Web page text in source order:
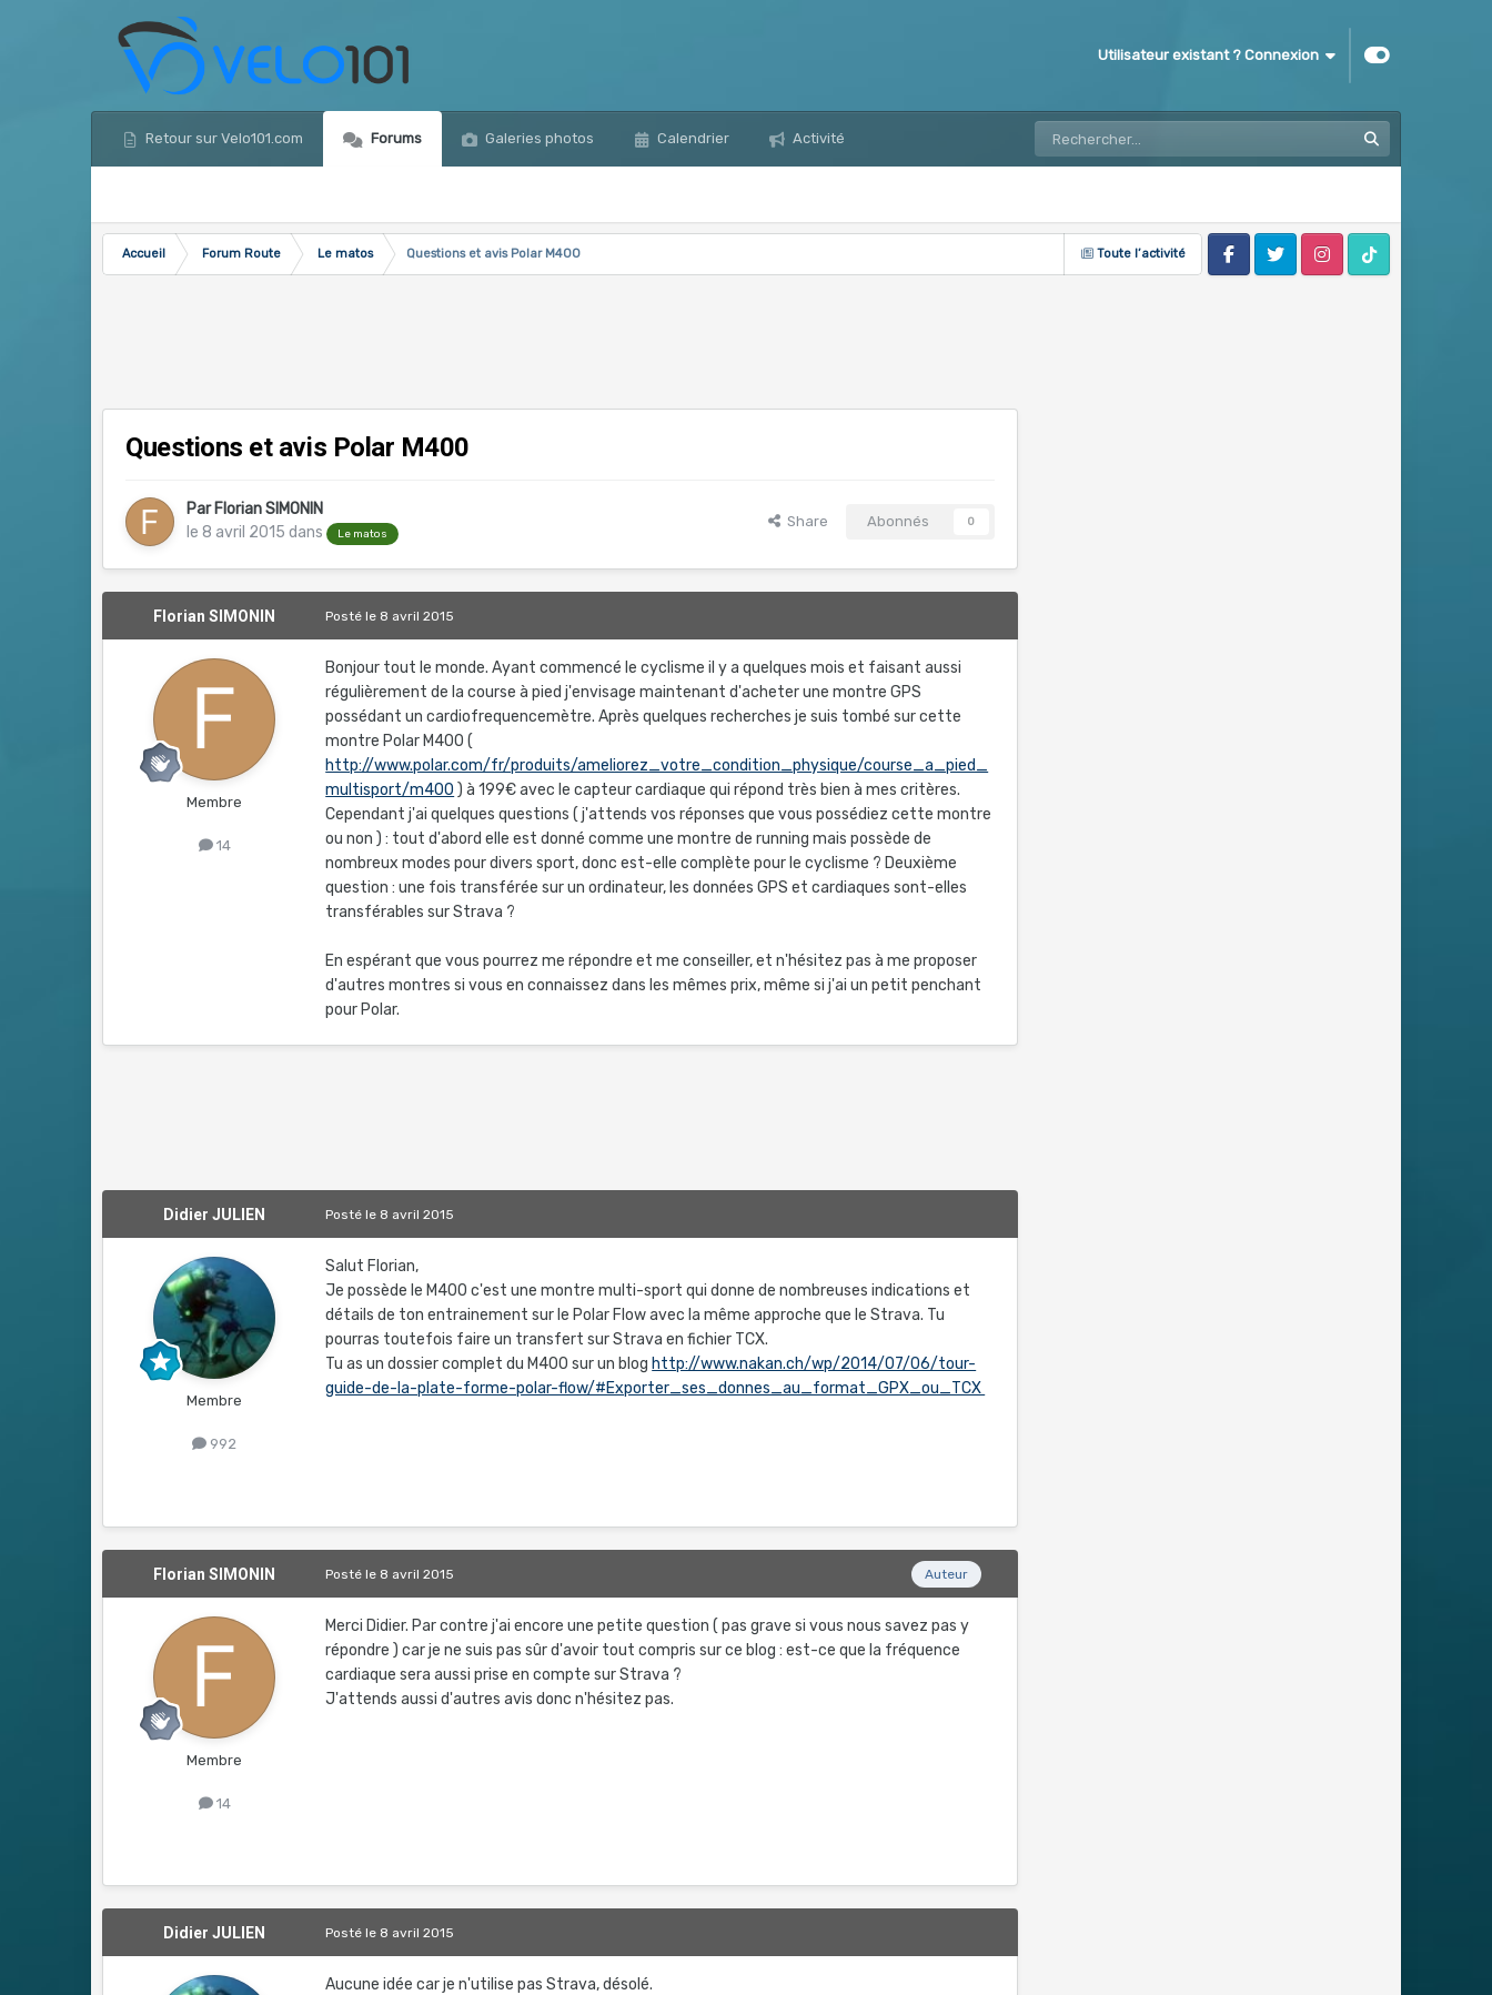
Utilisateur existant ? Connexion
Retour sur Velo101.com Forums Galeries photos Calendrier Activité
Toute l’activité
Accueil Forum Route Le matos
Questions et avis Polar M400
FacebookTwitter InstagramTik Tok
Questions et avis Polar M400
Par Florian SIMONIN
le 8 avril 2015 dans Le matos
Share Abonnés 0
Florian SIMONIN
Membre
14
Postéle 8 avril 2015
Bonjour tout le monde. Ayant commencé le cyclisme il y a quelques mois et faisant aussi
régulièrement de la course à pied j'envisage maintenant d'acheter une montre GPS
possédant un cardiofrequencemètre. Après quelques recherches je suis tombé sur cette
montre Polar M400 (
http://www.polar.com/fr/produits/ameliorez_votre_condition_physique/course_a_pied_
multisport/m400 ) à 199€ avec le capteur cardiaque qui répond très bien à mes critères.
Cependant j'ai quelques questions ( j'attends vos réponses que vous possédiez cette montre
ou non ) : tout d'abord elle est donné comme une montre de running mais possède de
nombreux modes pour divers sport, donc est-elle complète pour le cyclisme ? Deuxième
question : une fois transférée sur un ordinateur, les données GPS et cardiaques sont-elles
transférables sur Strava ?
En espérant que vous pourrez me répondre et me conseiller, et n'hésitez pas à me proposer
d'autres montres si vous en connaissez dans les mêmes prix, même si j'ai un petit penchant
pour Polar.
Didier JULIEN
Membre
992
Postéle 8 avril 2015
Salut Florian,
Je possède le M400 c'est une montre multi-sport qui donne de nombreuses indications et
détails de ton entrainement sur le Polar Flow avec la même approche que le Strava. Tu
pourras toutefois faire un transfert sur Strava en fichier TCX.
Tu as un dossier complet du M400 sur un blog http://www.nakan.ch/wp/2014/07/06/tour-
guide-de-la-plate-forme-polar-flow/#Exporter_ses_donnes_au_format_GPX_ou_TCX
Florian SIMONIN
Membre
14
Auteur
Postéle 8 avril 2015
Merci Didier. Par contre j'ai encore une petite question ( pas grave si vous nous savez pas y
répondre ) car je ne suis pas sûr d'avoir tout compris sur ce blog : est-ce que la fréquence
cardiaque sera aussi prise en compte sur Strava ?
J'attends aussi d'autres avis donc n'hésitez pas.
Didier JULIEN Postéle 8 avril 2015
Aucune idée car je n'utilise pas Strava, désolé.